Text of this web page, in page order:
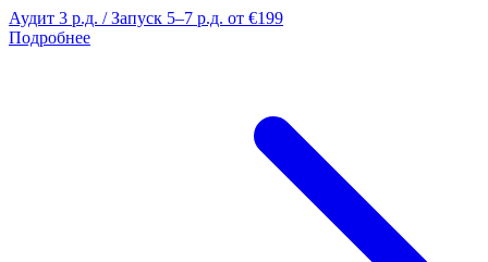
Аудит 3 р.д. / Запуск 5–7 р.д. от €199
Подробнее